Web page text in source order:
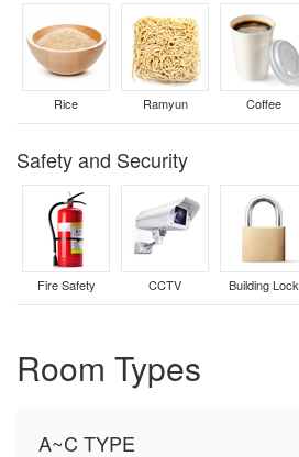
Rice Ramyun Coffee
Safety and Security
Fire Safety CCTV Building Lock
Room Types
A~C TYPE